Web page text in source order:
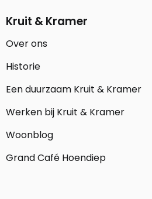
Kruit & Kramer
Over ons
Historie
Een duurzaam Kruit & Kramer
Werken bij Kruit & Kramer
Woonblog
Grand Café Hoendiep